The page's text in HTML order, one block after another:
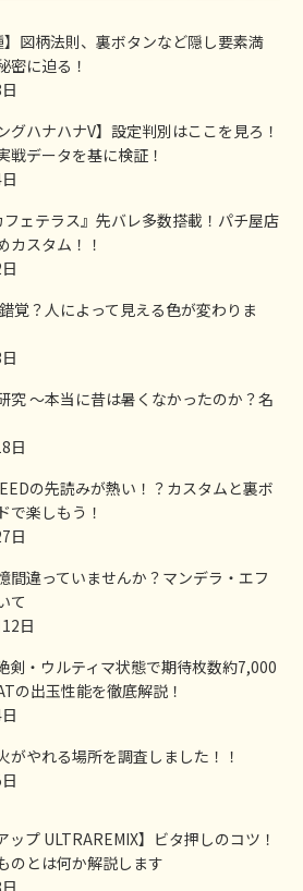
】図柄法則、裏ボタンなど隠し要素満
密に迫る！
グハナハナV】設定判別はここを見ろ！
戦データを基に検証！
フェテラス』先バレ多数搭載！パチ屋店
カスタム！！
覚？人によって見える色が変わりま
究 ～本当に昔は暑くなかったのか？名
日
の先読みが熱い！？カスタムと裏ボ
で楽しもう！
日
間違っていませんか？マンデラ・エフ
て
日
剣・ウルティマ状態で期待枚数約7,000
の出玉性能を徹底解説！
がやれる場所を調査しました！！
ップ ULTRAREMIX】ビタ押しのコツ！
のとは何か解説します